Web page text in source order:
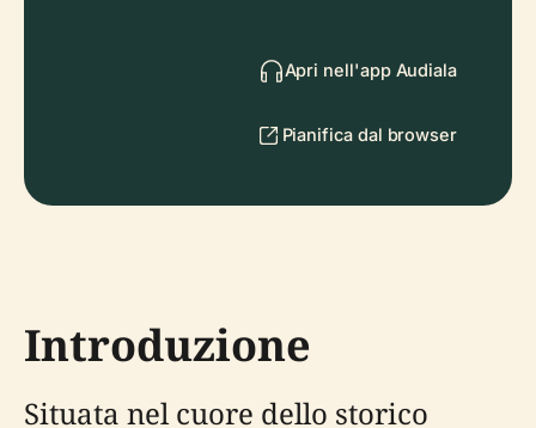
Apri nell'app Audiala
Pianifica dal browser
Introduzione
Situata nel cuore dello storico